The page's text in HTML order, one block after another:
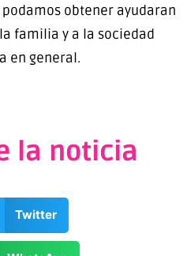
obtener ayudaran
familia y a la sociedad
en general.
la noticia
Twitter